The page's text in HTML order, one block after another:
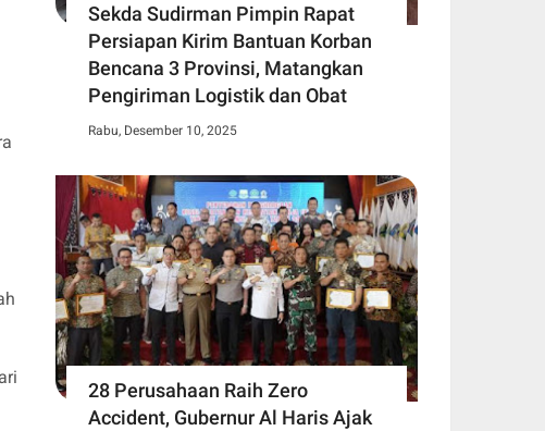
Sekda Sudirman Pimpin Rapat
Persiapan Kirim Bantuan Korban
Bencana 3 Provinsi, Matangkan
Pengiriman Logistik dan Obat
Rabu, Desember 10, 2025
28 Perusahaan Raih Zero
Accident, Gubernur Al Haris Ajak